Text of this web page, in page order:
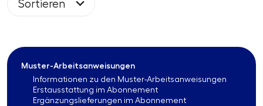
Sortieren
Muster-Arbeitsanweisungen
Informationen zu den Muster-Arbeitsanweisungen
Erstausstattung im Abonnement
Ergänzungslieferungen im Abonnement